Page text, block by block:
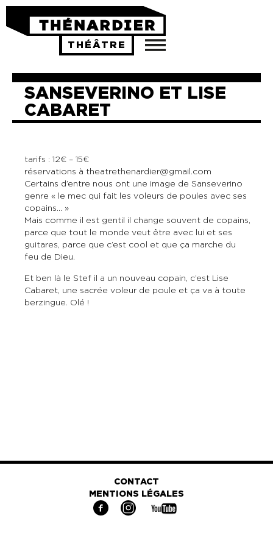
THÉÂTRE
INFOS
PRO
ARCHIVES
STAGES
SANSEVERINO ET LISE
CABARET
tarifs : 12€ – 15€
réservations à theatrethenardier@gmail.com
Certains d’entre nous ont une image de Sanseverino
genre « le mec qui fait les voleurs de poules avec ses
copains… »
Mais comme il est gentil il change souvent de copains,
parce que tout le monde veut être avec lui et ses
guitares, parce que c’est cool et que ça marche du
feu de Dieu.
Et ben là le Stef il a un nouveau copain, c’est Lise
Cabaret, une sacrée voleur de poule et ça va à toute
berzingue. Olé !
CONTACT
MENTIONS LÉGALES